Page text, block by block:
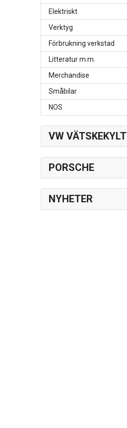
Elektriskt
Verktyg
Förbrukning verkstad
Litteratur m.m.
Merchandise
Småbilar
NOS
VW VÄTSKEKYLT
PORSCHE
NYHETER